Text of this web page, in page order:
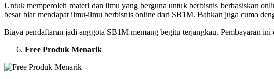
Untuk memperoleh materi dan ilmu yang berguna untuk berbisnis berbasiskan
besar biar mendapat ilmu-ilmu berbisnis online dari SB1M. Bahkan juga cuma
Biaya pendaftaran jadi anggota SB1M memang begitu terjangkau. Pembayaran
Free Produk Menarik